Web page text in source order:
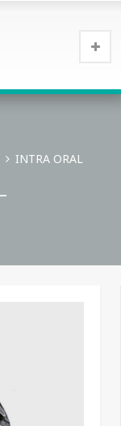
INTRA ORAL